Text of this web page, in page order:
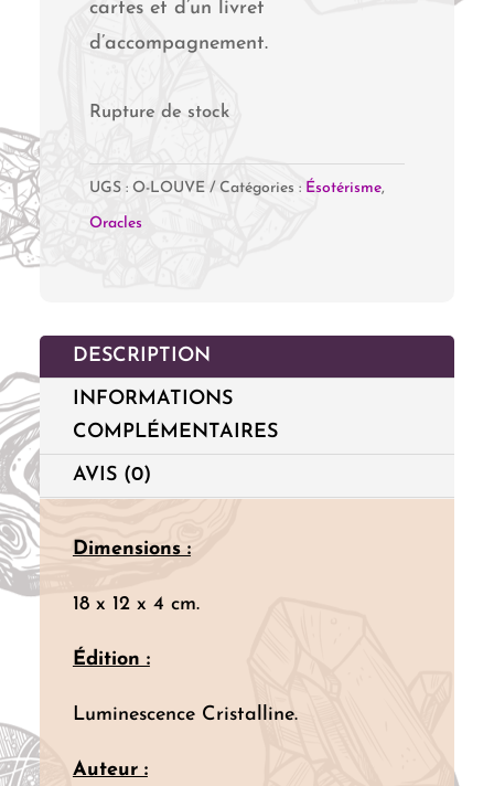
cartes et d’un livret
d’accompagnement.
Rupture de stock
UGS : O-LOUVE Catégories : Ésotérisme,
Oracles
DESCRIPTION
INFORMATIONS
COMPLÉMENTAIRES
AVIS (0)
Dimensions :
18 x 12 x 4 cm.
Édition :
Luminescence Cristalline.
Auteur :